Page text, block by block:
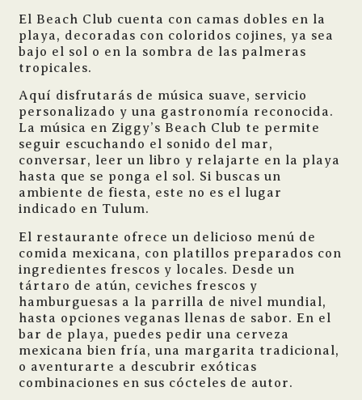
El Beach Club cuenta con camas dobles en la
playa, decoradas con coloridos cojines, ya sea
bajo el sol o en la sombra de las palmeras
tropicales.
Aquí disfrutarás de música suave, servicio
personalizado y una gastronomía reconocida.
La música en Ziggy’s Beach Club te permite
seguir escuchando el sonido del mar,
conversar, leer un libro y relajarte en la playa
hasta que se ponga el sol. Si buscas un
ambiente de fiesta, este no es el lugar
indicado en Tulum.
El restaurante ofrece un delicioso menú de
comida mexicana, con platillos preparados con
ingredientes frescos y locales. Desde un
tártaro de atún, ceviches frescos y
hamburguesas a la parrilla de nivel mundial,
hasta opciones veganas llenas de sabor. En el
bar de playa, puedes pedir una cerveza
mexicana bien fría, una margarita tradicional,
o aventurarte a descubrir exóticas
combinaciones en sus cócteles de autor.